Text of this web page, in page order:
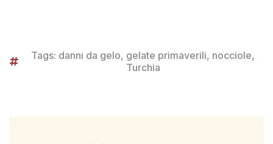
Tags: danni da gelo, gelate primaverili, nocciole,
Turchia